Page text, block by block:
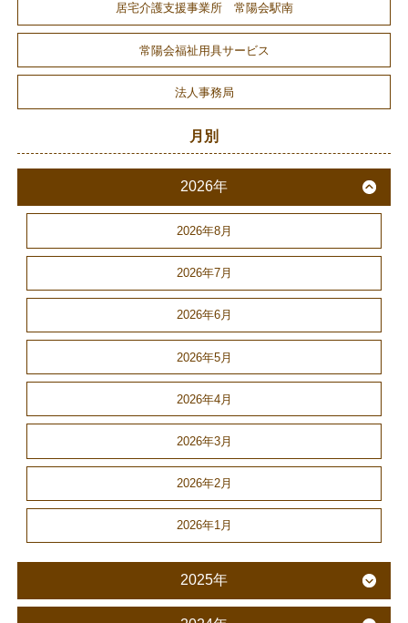
居宅介護支援事業所 常陽会駅南
常陽会福祉用具サービス
法人事務局
月別
2026年
2026年8月
2026年7月
2026年6月
2026年5月
2026年4月
2026年3月
2026年2月
2026年1月
2025年